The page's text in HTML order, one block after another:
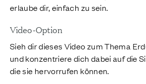
erlaube dir, einfach zu sein.
Video-Option
Sieh dir dieses Video zum Thema
und konzentriere dich dabei auf die
die sie hervorrufen können.